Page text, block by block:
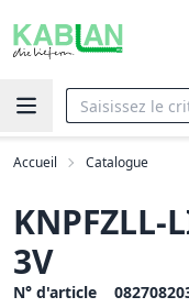
Accueil Catalogue
KNPFZLL-
3V
N° d'article